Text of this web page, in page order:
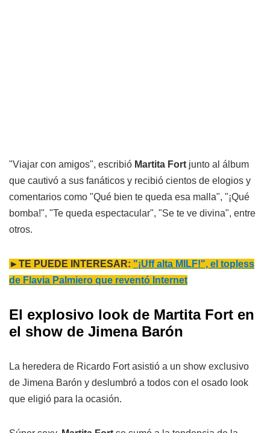
"Viajar con amigos", escribió Martita Fort junto al álbum
que cautivó a sus fanáticos y recibió cientos de elogios y
comentarios como "Qué bien te queda esa malla", "¡Qué
bomba!", "Te queda espectacular", "Se te ve divina", entre
otros.
►TE PUEDE INTERESAR: "¡Uff alta MILF!", el topless
de Flavia Palmiero que reventó Internet
El explosivo look de Martita Fort en
el show de Jimena Barón
La heredera de Ricardo Fort asistió a un show exclusivo
de Jimena Barón y deslumbró a todos con el osado look
que eligió para la ocasión.